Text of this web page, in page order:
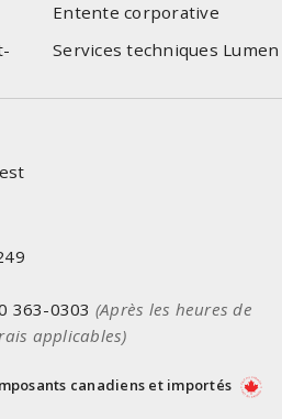
Entente corporative
Services techniques Lumen
363-0303 (Après les heures de
applicables)
canadiens et importés